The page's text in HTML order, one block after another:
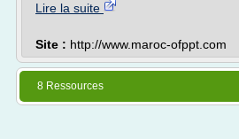
Lire la suite
Site : http://www.maroc-ofppt.com
8 Ressources